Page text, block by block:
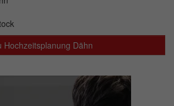
Hochzeitsplanung Dähn